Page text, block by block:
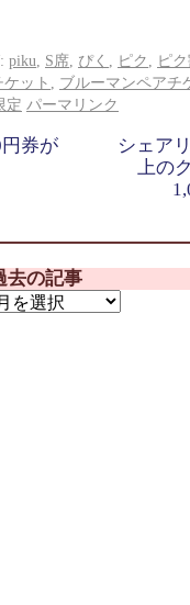
piku S席 ぴく ピク
ピ
ット
ブルーマンペアチ
定 パーマリンク
券が
シェア
上の
去の記事